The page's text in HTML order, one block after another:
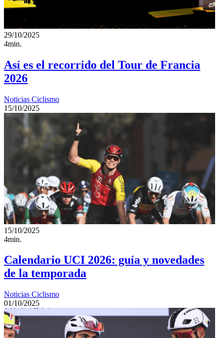
29/10/2025
4min.
Así es el recorrido del Tour de Francia
2026
Noticias Ciclismo
15/10/2025
15/10/2025
4min.
Calendario UCI 2026: guía y novedades
de la temporada
Noticias Ciclismo
01/10/2025